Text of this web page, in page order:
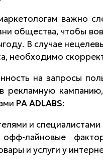
важно
общества, чтобы
В случае
необходимо
на запросы
рекламную
РА ADLABS:
и
офф-лайновые
и услуги у